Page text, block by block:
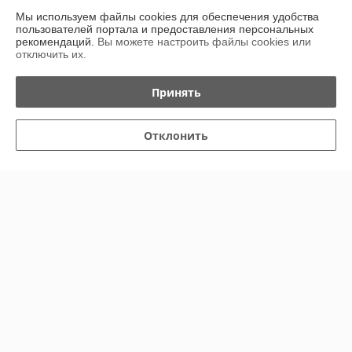
Полная версия сайта
Сайт создан на платформе Deal.by
Мы используем файлы cookies для обеспечения удобства
пользователей портала и предоставления персональных
рекомендаций. Вы можете настроить файлы cookies или
отключить их.
Принять
Отклонить